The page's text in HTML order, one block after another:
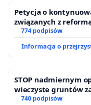
Petycja o
związanych z
774 podpisów
Informacja o
STOP nadmiernym
wieczyste gruntów
ogrody działkowe.
740 podpisów